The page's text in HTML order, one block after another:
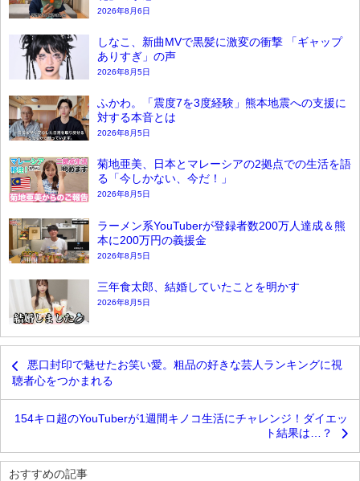
2026年8月6日
しなこ、新曲MVで黒髪に激変の衝撃 「ギャップ
ありすぎ」の声
2026年8月5日
ふかわ。「震度7を3度経験」熊本地震への支援に
対する本音とは
2026年8月5日
菊地亜美、日本とマレーシアの2拠点での生活を語
る「今しかない、今だ！」
2026年8月5日
ラーメン系YouTuberが登録者数200万人達成＆熊
本に200万円の義援金
2026年8月5日
三年食太郎、結婚していたことを明かす
2026年8月5日
悪口封印で魅せたお笑い愛。粗品の好きな芸人ランキングに視
聴者心をつかまれる
154キロ超のYouTuberが1週間キノコ生活にチャレンジ！ダイエッ
ト結果は…？
おすすめの記事